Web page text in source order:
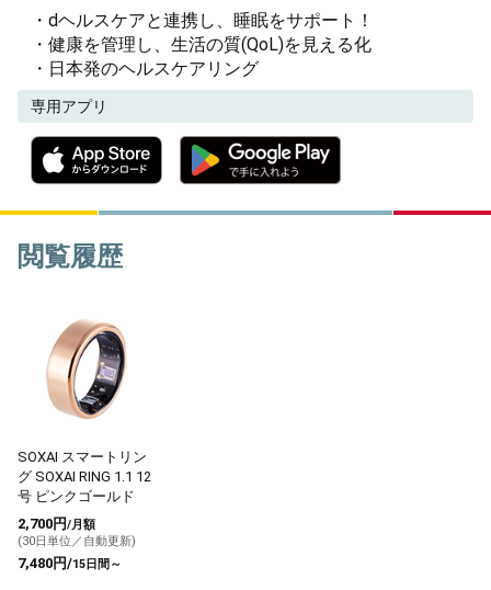
・dヘルスケアと連携し、睡眠をサポート！
・健康を管理し、生活の質(QoL)を見える化
・日本発のヘルスケアリング
専用アプリ
閲覧履歴
SOXAI スマートリン
グ SOXAI RING 1.1 12
号 ピンクゴールド
2,700円/月額
(30日単位／自動更新)
7,480円/15日間～